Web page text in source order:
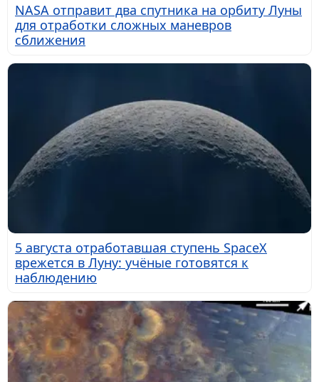
NASA отправит два спутника на орбиту Луны
для отработки сложных маневров
сближения
5 августа отработавшая ступень SpaceX
врежется в Луну: учёные готовятся к
наблюдению